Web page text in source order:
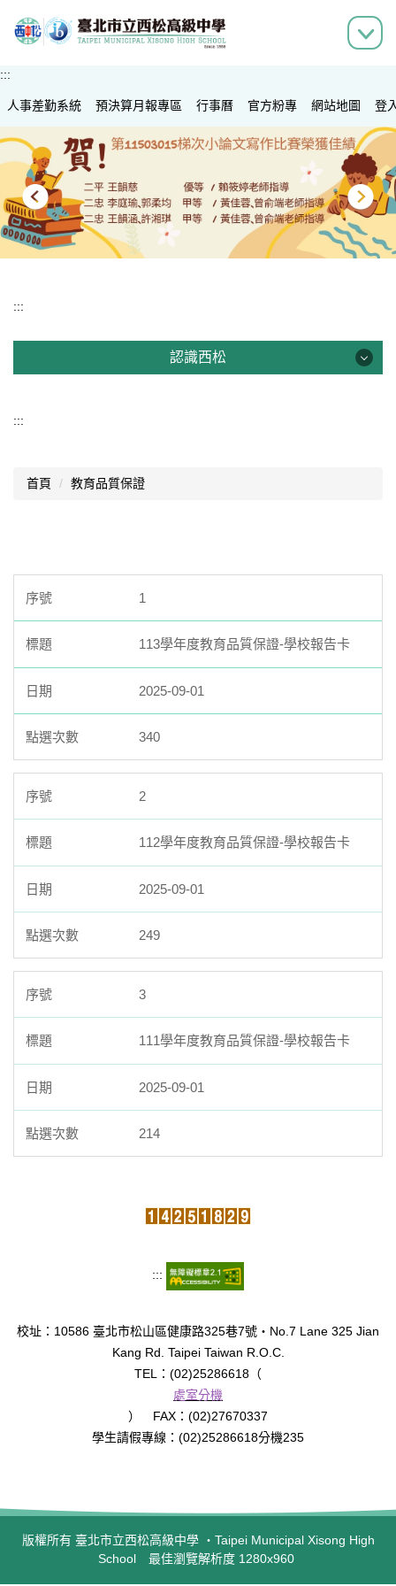
到
容
區
:::
人事差勤系統 預決算月報專區 行事曆 官方粉專 網站地圖 登
:::
認識西松
組織架構
師資結構
西松校歌
交通資訊
分機總覽
:::
首頁 教育品質保證
1
113學年度教育品質保證-學校報告卡
2025-09-01
340
2
112學年度教育品質保證-學校報告卡
2025-09-01
249
3
111學年度教育品質保證-學校報告卡
2025-09-01
214
:::
校址：10586 臺北市松山區健康路325巷7號‧No.7 Lane 325 Jian
Kang Rd. Taipei Taiwan R.O.C.
TEL：(02)25286618（
處室分機
） FAX：(02)27670337
學生請假專線：(02)25286618分機235
版權所有 臺北市立西松高級中學 ‧Taipei Municipal Xisong High
School 最佳瀏覽解析度 1280x960